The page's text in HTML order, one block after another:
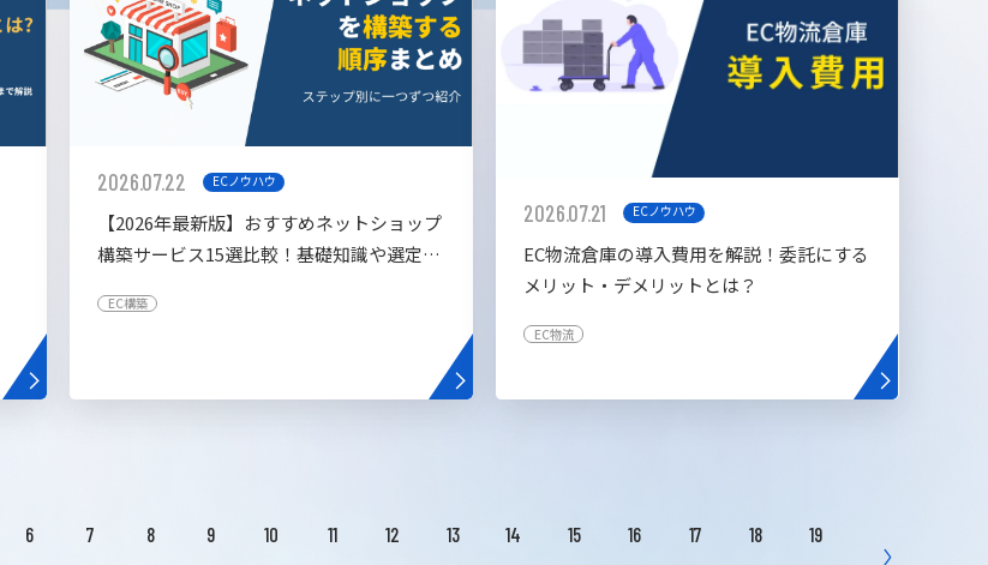
2026.07.22 ECノウハウ
【2026年最新版】おすすめネットショップ
構築サービス15選比較！基礎知識や選定基
EC構築
2026.07.21 ECノウハウ
EC物流倉庫の導入費用を解説！委託にする
メリット・デメリットとは？
EC物流
6 7 8 9 10 11 12 13 14 15 16 17 18
19